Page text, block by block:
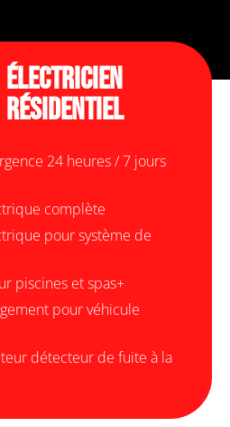
Électricien
Résidentiel
24 heures / 7 jours
complète
pour système de
piscines et spas+
pour véhicule
détecteur de fuite à la